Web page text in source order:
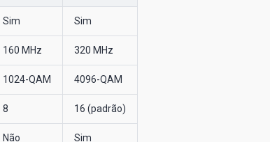
Sim Sim
160 MHz 320 MHz
1024-QAM 4096-QAM
8 16 (padrão)
Não Sim